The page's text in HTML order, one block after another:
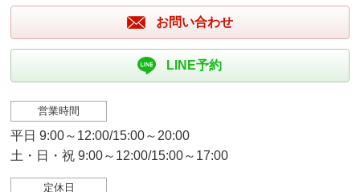
お問い合わせ
LINE予約
営業時間
平日 9:00～12:00/15:00～20:00
土・日・祝 9:00～12:00/15:00～17:00
定休日